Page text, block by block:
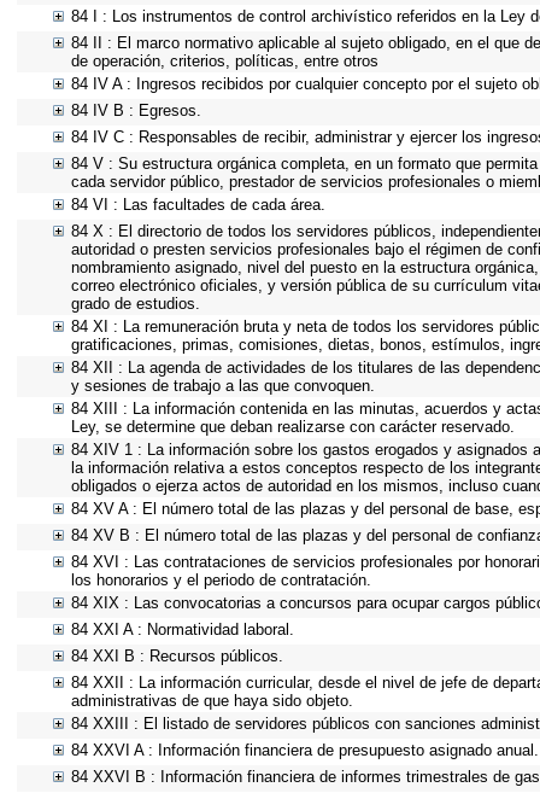
84 I : Los instrumentos de control archivístico referidos en la Ley
84 II : El marco normativo aplicable al sujeto obligado, en el que
de operación, criterios, políticas, entre otros
84 IV A : Ingresos recibidos por cualquier concepto por el sujeto
84 IV B : Egresos.
84 IV C : Responsables de recibir, administrar y ejercer los
84 V : Su estructura orgánica completa, en un formato que
cada servidor público, prestador de servicios profesionales o
84 VI : Las facultades de cada área.
84 X : El directorio de todos los servidores públicos,
autoridad o presten servicios profesionales bajo el régimen de
nombramiento asignado, nivel del puesto en la estructura
correo electrónico oficiales, y versión pública de su currículum
grado de estudios.
84 XI : La remuneración bruta y neta de todos los servidores
gratificaciones, primas, comisiones, dietas, bonos, estímulos,
84 XII : La agenda de actividades de los titulares de las
y sesiones de trabajo a las que convoquen.
84 XIII : La información contenida en las minutas, acuerdos y
Ley, se determine que deban realizarse con carácter reservado.
84 XIV 1 : La información sobre los gastos erogados y
la información relativa a estos conceptos respecto de los
obligados o ejerza actos de autoridad en los mismos, incluso
84 XV A : El número total de las plazas y del personal de base,
84 XV B : El número total de las plazas y del personal de
84 XVI : Las contrataciones de servicios profesionales por
los honorarios y el periodo de contratación.
84 XIX : Las convocatorias a concursos para ocupar cargos
84 XXI A : Normatividad laboral.
84 XXI B : Recursos públicos.
84 XXII : La información curricular, desde el nivel de jefe de
administrativas de que haya sido objeto.
84 XXIII : El listado de servidores públicos con sanciones
84 XXVI A : Información financiera de presupuesto asignado anual.
84 XXVI B : Información financiera de informes trimestrales de